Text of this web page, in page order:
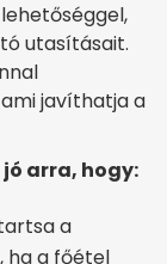
utasításait.
javíthatja a
arra, hogy:
a
ha a főétel